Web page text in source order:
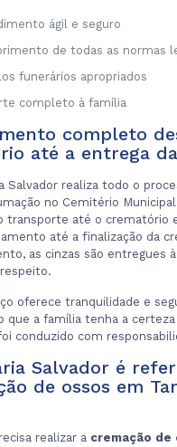
ágil e seguro
de todas as normas
funerários apropriados
completo à família
completo
até a entrega
Salvador realiza todo o
no Cemitério
transporte até o crematório
até a finalização da
as cinzas são entregues
oferece tranquilidade e
que a família tenha a
conduzido com
Salvador é
de ossos em
realizar a cremação